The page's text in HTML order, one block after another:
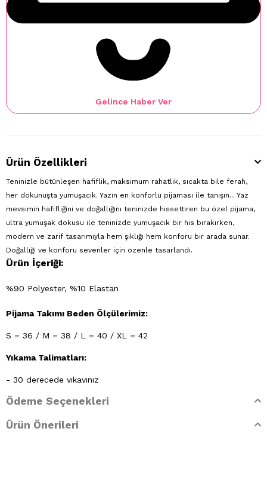
Gelince Haber Ver
Ürün Özellikleri
Teninizle bütünleşen hafiflik, maksimum rahatlık, sıcakta bile ferah,
her dokunuşta yumuşacık. Yazın en konforlu pijaması ile tanışın... Yaz
mevsimin hafifliğini ve doğallığını teninizde hissettiren bu özel pijama,
ultra yumuşak dokusu ile teninizde yumuşacık bir his bırakırken,
modern ve zarif tasarımıyla hem şıklığı hem konforu bir arada sunar.
Doğallığı ve konforu sevenler için özenle tasarlandı.
Ürün İçeriği:
%90 Polyester, %10 Elastan
Pijama Takımı Beden Ölçülerimiz:
S = 36 / M = 38 / L = 40 / XL = 42
Yıkama Talimatları:
- 30 derecede yıkayınız
- Klorlu beyazlatma ve leke giderilmesi yapılamaz
- Lekelerin çözücülerle giderilmesine izin verilmez
Ödeme Seçenekleri
Ürün Önerileri